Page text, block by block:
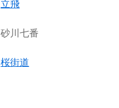
立飛
砂川七番
桜街道